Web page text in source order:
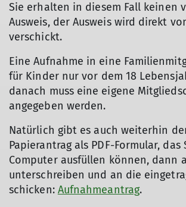
Sie erhalten in diesem Fall keinen
Ausweis, der Ausweis wird direkt
verschickt.
Eine Aufnahme in eine
für Kinder nur vor dem 18
danach muss eine eigene
angegeben werden.
Natürlich gibt es auch weiterhin
Papierantrag als PDF-Formular, das
Computer ausfüllen können, dann
unterschreiben und an die
schicken: Aufnahmeantrag.